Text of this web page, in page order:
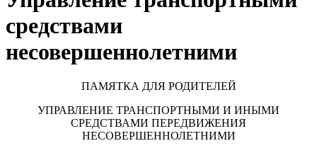
средствами
несовершеннолетними
ПАМЯТКА ДЛЯ РОДИТЕЛЕЙ
УПРАВЛЕНИЕ ТРАНСПОРТНЫМИ И ИНЫМИ
СРЕДСТВАМИ ПЕРЕДВИЖЕНИЯ
НЕСОВЕРШЕННОЛЕТНИМИ